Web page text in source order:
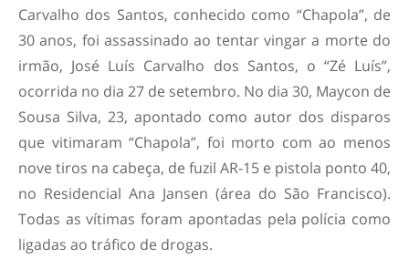
Carvalho dos Santos, conhecido como “Chapola”, de
30 anos, foi assassinado ao tentar vingar a morte do
irmão, José Luís Carvalho dos Santos, o “Zé Luís”,
ocorrida no dia 27 de setembro. No dia 30, Maycon de
Sousa Silva, 23, apontado como autor dos disparos
que vitimaram “Chapola”, foi morto com ao menos
nove tiros na cabeça, de fuzil AR-15 e pistola ponto 40,
no Residencial Ana Jansen (área do São Francisco).
Todas as vítimas foram apontadas pela polícia como
ligadas ao tráfico de drogas.